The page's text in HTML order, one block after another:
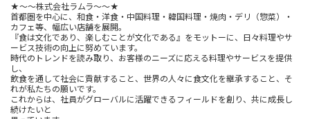
★～～株式会社ラムラ～～★
首都圏を中心に、和食・洋食・中国料理・韓国料理・焼肉・デリ（惣菜）・
カフェ等、幅広い店舗を展開。
『食は文化であり、楽しむことが文化である』をモットーに、日々料理やサ
ービス技術の向上に努めています。
時代のトレンドを読み取り、お客様のニーズに応える料理やサービスを提供
し、
飲食を通して社会に貢献すること、世界の人々に食文化を継承すること、そ
れが私たちの願いです。
これからは、社員がグローバルに活躍できるフィールドを創り、共に成長し
続けたいと